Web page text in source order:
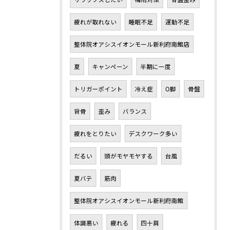
疲れが取れない 睡眠不足 運動不足
整体院オアシスイオンモール新利府南館店
夏 キャンペーン 半期に一度
トリガーポイント 冷え症 O脚 骨盤
背骨 歪み バランス
疲れをとりたい デスクワーク多い
だるい 頭がモヤモヤする 台風
夏バテ 筋肉
整体院オアシスイオンモール新利府南館
体調悪い 疲れる 四十肩